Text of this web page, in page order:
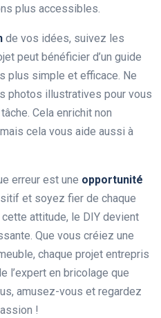
plus accessibles.
de vos idées, suivez les
peut bénéficier d’un guide
plus simple et efficace. Ne
photos illustratives pour vous
Cela enrichit non
cela vous aide aussi à
erreur est une opportunité
et soyez fier de chaque
attitude, le DIY devient
Que vous créiez une
chaque projet entrepris
l’expert en bricolage que
amusez-vous et regardez
!